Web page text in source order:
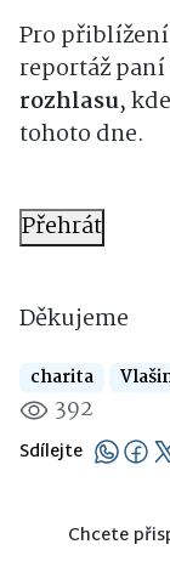
Pro
reportáž paní
rozhlasu,
tohoto dne.
Přehrát
Děkujeme
charita
392
Sdílejte
Chcete